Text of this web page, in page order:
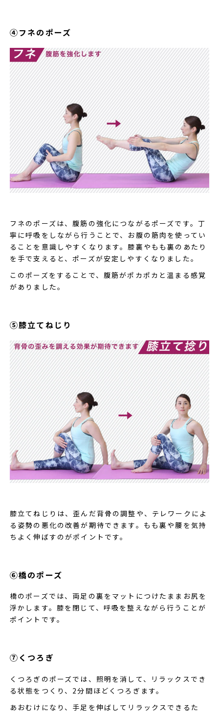
④フネのポーズ
フネのポーズは、腹筋の強化につながるポーズです。丁
寧に呼吸をしながら行うことで、お腹の筋肉を使ってい
ることを意識しやすくなります。膝裏やもも裏のあたり
を手で支えると、ポーズが安定しやすくなりました。
このポーズをすることで、腹筋がポカポカと温まる感覚
がありました。
⑤膝立てねじり
膝立てねじりは、歪んだ背骨の調整や、テレワークによ
る姿勢の悪化の改善が期待できます。もも裏や腰を気持
ちよく伸ばすのがポイントです。
⑥橋のポーズ
橋のポーズでは、両足の裏をマットにつけたままお尻を
浮かします。膝を閉じて、呼吸を整えながら行うことが
ポイントです。
⑦くつろぎ
くつろぎのポーズでは、照明を消して、リラックスでき
る状態をつくり、2分間ほどくつろぎます。
あおむけになり、手足を伸ばしてリラックスできるた